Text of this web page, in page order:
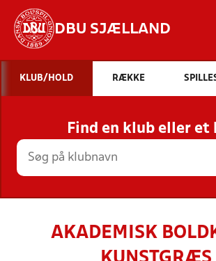
DBU SJÆLLAND
Hvad
INDHOLD
STILLINGER, RESULTATER,
HOLD
KLUB/HOLD RÆKKE
Find en klub eller et
AKADEMISK